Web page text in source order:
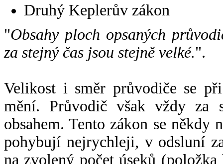
Druhý Keplerův zákon
"Obsahy ploch opsaných
za stejný čas jsou stejně velké.".
Velikost i směr průvodiče se
mění. Průvodič však vždy za
obsahem. Tento zákon se někdy
pohybují nejrychleji, v odsluní
na zvolený počet úseků